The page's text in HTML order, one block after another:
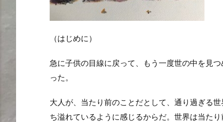
（はじめに）
急に子供の目線に戻って、もう一度世の中を見
った。
大人が、当たり前のことだとして、通り過ぎる
ち溢れているように感じるからだ。世界は当た